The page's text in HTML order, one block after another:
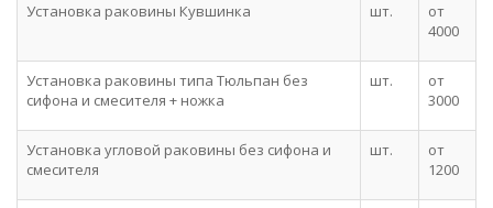
Установка раковины Кувшинка шт.
от
4000
Установка раковины типа Тюльпан без
сифона и смесителя + ножка
шт.
от
3000
Установка угловой раковины без сифона и
смесителя
шт.
от
1200